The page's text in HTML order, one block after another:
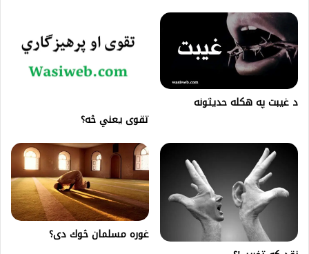
د غيبت په هكله حدیثونه
تقوی یعني څه؟
غوره مسلمان څوك دى؟